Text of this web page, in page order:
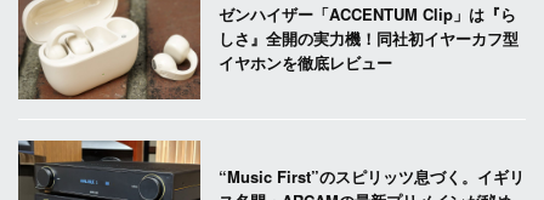
ゼンハイザー「ACCENTUM Clip」は『ら
しさ』全開の実力機！同社初イヤーカフ型
イヤホンを徹底レビュー
“Music First”のスピリッツ息づく。イギリ